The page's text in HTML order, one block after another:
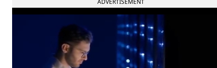
ADVERTISEMENT